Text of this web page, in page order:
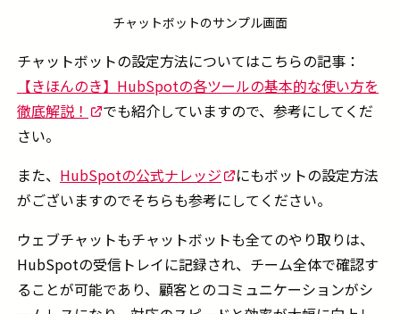
チャットボットのサンプル画面
チャットボットの設定方法についてはこちらの記事：
【きほんのき】HubSpotの各ツールの基本的な使い方を
徹底解説！
でも紹介していますので、参考にしてくだ
さい。
また、 HubSpotの公式ナレッジ
にもボットの設定方法
がございますのでそちらも参考にしてください。
ウェブチャットもチャットボットも全てのやり取りは、
HubSpotの受信トレイに記録され、チーム全体で確認す
ることが可能であり、顧客とのコミュニケーションがシ